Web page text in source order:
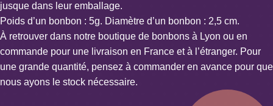
jusque dans leur emballage.
Poids d’un bonbon : 5g. Diamètre d’un bonbon : 2,5 cm.
À retrouver dans notre boutique de bonbons à Lyon ou en
commande pour une livraison en France et à l’étranger. Pour
une grande quantité, pensez à commander en avance pour que
nous ayons le stock nécessaire.